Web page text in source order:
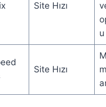
Site Hızı
u
Site Hızı